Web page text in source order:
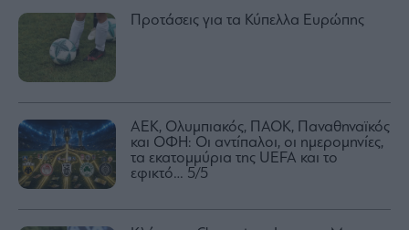
Προτάσεις για τα Κύπελλα Ευρώπης
ΑΕΚ, Ολυμπιακός, ΠΑΟΚ, Παναθηναϊκός
και ΟΦΗ: Οι αντίπαλοι, οι ημερομηνίες,
τα εκατομμύρια της UEFA και το
εφικτό… 5/5